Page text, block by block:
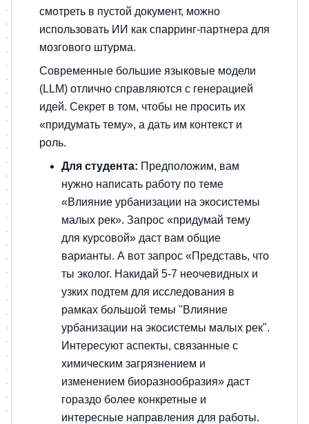
смотреть в пустой документ, можно
использовать ИИ как спарринг-партнера для
мозгового штурма.
Современные большие языковые модели
(LLM) отлично справляются с генерацией
идей. Секрет в том, чтобы не просить их
«придумать тему», а дать им контекст и
роль.
Для студента: Предположим, вам
нужно написать работу по теме
«Влияние урбанизации на экосистемы
малых рек». Запрос «придумай тему
для курсовой» даст вам общие
варианты. А вот запрос «Представь, что
ты эколог. Накидай 5-7 неочевидных и
узких подтем для исследования в
рамках большой темы "Влияние
урбанизации на экосистемы малых рек".
Интересуют аспекты, связанные с
химическим загрязнением и
изменением биоразнообразия» даст
гораздо более конкретные и
интересные направления для работы.